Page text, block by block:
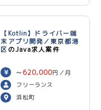
【Kotlin】ドライバー端
末アプリ開発／東京都港
区 のJava求人案件
〜 620,000円／月
フリーランス
浜松町